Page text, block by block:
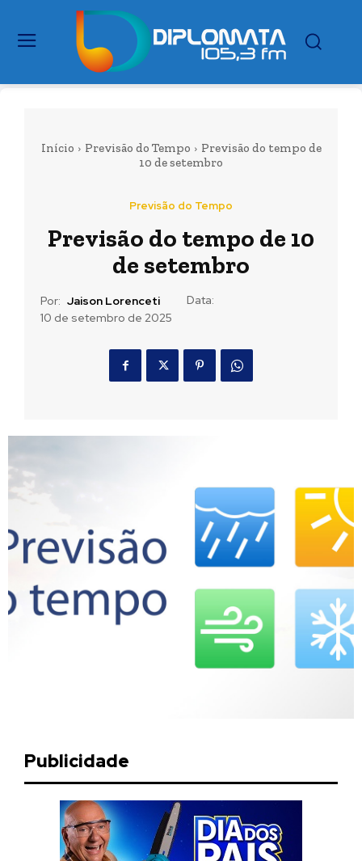
Início Previsão do Tempo
Previsão do tempo de
10 de setembro
Previsão do Tempo
Previsão do tempo de 10
de setembro
Por: Jaison Lorenceti
Data:
10 de setembro de 2025
Publicidade